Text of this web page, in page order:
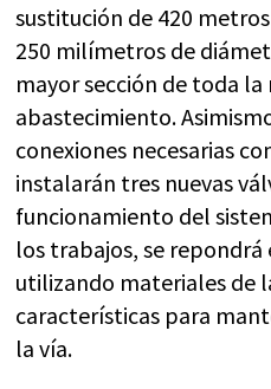
sustitución de 420
250 milímetros de
mayor sección de toda
abastecimiento.
conexiones necesarias
instalarán tres nuevas
funcionamiento del
los trabajos, se
utilizando materiales de
características para
la vía.